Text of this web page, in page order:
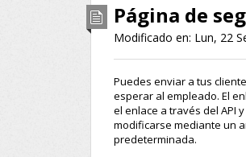
Página de
Modificado en: Lun, 22
Puedes enviar a tus
esperar al empleado. El
el enlace a través del API
modificarse mediante un
predeterminada.